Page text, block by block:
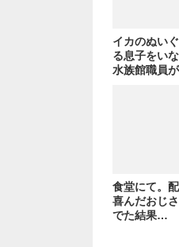
イカのぬい
る息子をい
水族館職員が
食堂にて。
喜んだおじ
でた結果…